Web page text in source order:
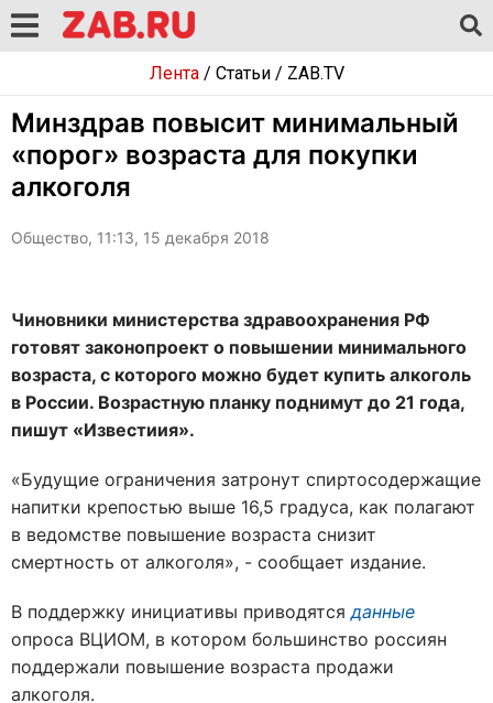
Лента/ Статьи/ ZAB.TV
Минздрав повысит минимальный
«порог» возраста для покупки
алкоголя
Общество, 11:13, 15 декабря 2018
Чиновники министерства здравоохранения РФ
готовят законопроект о повышении минимального
возраста, с которого можно будет купить алкоголь
в России. Возрастную планку поднимут до 21 года,
пишут «Известиия».
«Будущие ограничения затронут спиртосодержащие
напитки крепостью выше 16,5 градуса, как полагают
в ведомстве повышение возраста снизит
смертность от алкоголя», - сообщает издание.
В поддержку инициативы приводятсяданные
опроса ВЦИОМ, в котором большинство россиян
поддержали повышение возраста продажи
алкоголя.